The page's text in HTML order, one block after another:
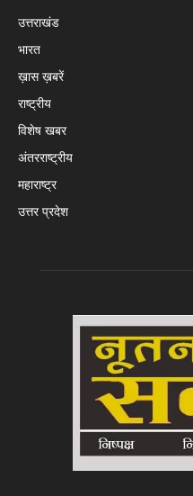
उत्तराखंड
भारत
ख़ास ख़बरें
राष्ट्रीय
विशेष खबर
अंतरराष्ट्रीय
महाराष्ट्र
उत्तर प्रदेश